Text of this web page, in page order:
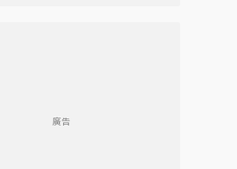
廣告